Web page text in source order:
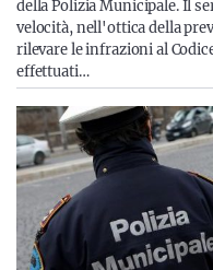
della Polizia Municipale. Il
velocità, nell'ottica della
rilevare le infrazioni al
effettuati…